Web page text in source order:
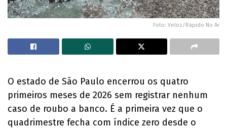
Foto: Veloz/Rápido No Ar
O estado de São Paulo encerrou os quatro
primeiros meses de 2026 sem registrar nenhum
caso de roubo a banco. É a primeira vez que o
quadrimestre fecha com índice zero desde o